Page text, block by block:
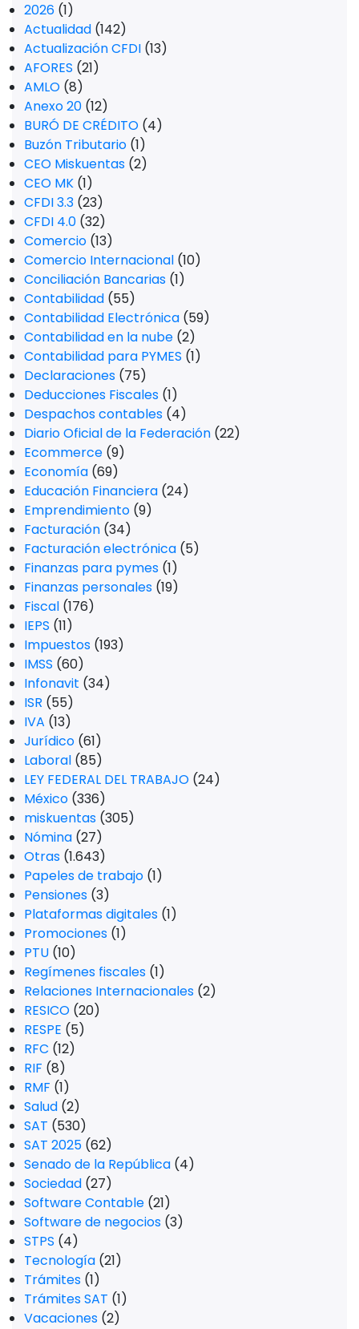
2026 (1)
Actualidad (142)
Actualización CFDI (13)
AFORES (21)
AMLO (8)
Anexo 20 (12)
BURÓ DE CRÉDITO (4)
Buzón Tributario (1)
CEO Miskuentas (2)
CEO MK (1)
CFDI 3.3 (23)
CFDI 4.0 (32)
Comercio (13)
Comercio Internacional (10)
Conciliación Bancarias (1)
Contabilidad (55)
Contabilidad Electrónica (59)
Contabilidad en la nube (2)
Contabilidad para PYMES (1)
Declaraciones (75)
Deducciones Fiscales (1)
Despachos contables (4)
Diario Oficial de la Federación (22)
Ecommerce (9)
Economía (69)
Educación Financiera (24)
Emprendimiento (9)
Facturación (34)
Facturación electrónica (5)
Finanzas para pymes (1)
Finanzas personales (19)
Fiscal (176)
IEPS (11)
Impuestos (193)
IMSS (60)
Infonavit (34)
ISR (55)
IVA (13)
Jurídico (61)
Laboral (85)
LEY FEDERAL DEL TRABAJO (24)
México (336)
miskuentas (305)
Nómina (27)
Otras (1.643)
Papeles de trabajo (1)
Pensiones (3)
Plataformas digitales (1)
Promociones (1)
PTU (10)
Regímenes fiscales (1)
Relaciones Internacionales (2)
RESICO (20)
RESPE (5)
RFC (12)
RIF (8)
RMF (1)
Salud (2)
SAT (530)
SAT 2025 (62)
Senado de la República (4)
Sociedad (27)
Software Contable (21)
Software de negocios (3)
STPS (4)
Tecnología (21)
Trámites (1)
Trámites SAT (1)
Vacaciones (2)